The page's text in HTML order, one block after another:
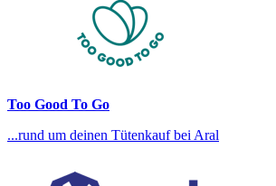
Too Good To Go
...rund um deinen Tütenkauf bei Aral